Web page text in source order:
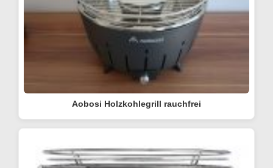
Aobosi Holzkohlegrill rauchfrei